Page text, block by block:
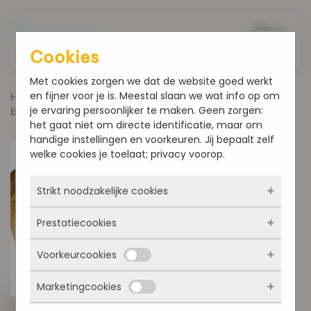
Home Producten Brood
Tarwe vloer
brood
Cookies
Met cookies zorgen we dat de website goed werkt
en fijner voor je is. Meestal slaan we wat info op om
je ervaring persoonlijker te maken. Geen zorgen:
het gaat niet om directe identificatie, maar om
handige instellingen en voorkeuren. Jij bepaalt zelf
welke cookies je toelaat; privacy voorop.
Strikt noodzakelijke cookies
Deze cookies zorgen ervoor dat de website
überhaupt werkt. Ze zijn dus altijd actief en
kunnen niet worden uitgezet. Meestal worden
ze alleen geplaatst als jij iets doet, zoals
inloggen, een formulier invullen of je
privacyvoorkeuren opslaan. Je kunt je browser
Prestatiecookies
Met deze cookies zien we hoe vaak onze site
bezocht wordt, waar bezoekers vandaan
komen en welke pagina’s populair zijn. Zo
kunnen we de website blijven verbeteren.
Voorkeurcookies
Deze cookies onthouden jouw voorkeuren.
Bijvoorbeeld taalkeuze of ingevulde gegevens.
Marketingcookies